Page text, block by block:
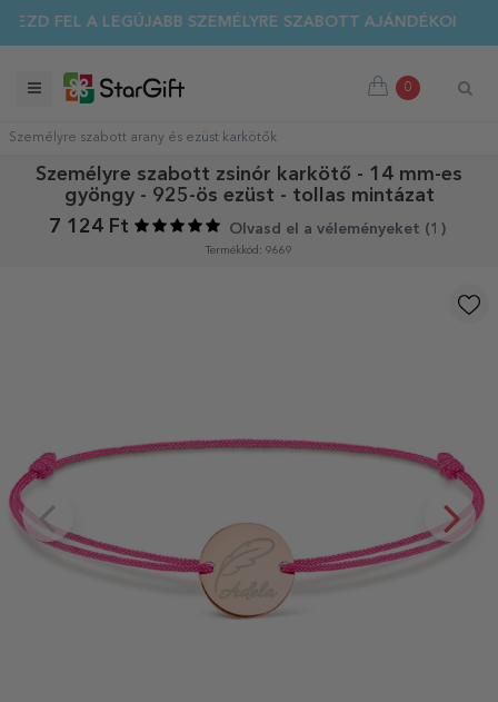
FEL A LEGÚJABB SZEMÉLYRE SZABOTT AJÁNDÉKOKAT!
0
Személyre szabott arany és ezüst karkötők
Személyre szabott zsinór karkötő - 14 mm-es
gyöngy - 925-ös ezüst - tollas mintázat
7 124 Ft
Olvasd el a véleményeket (1 )
Termékkód: 9669